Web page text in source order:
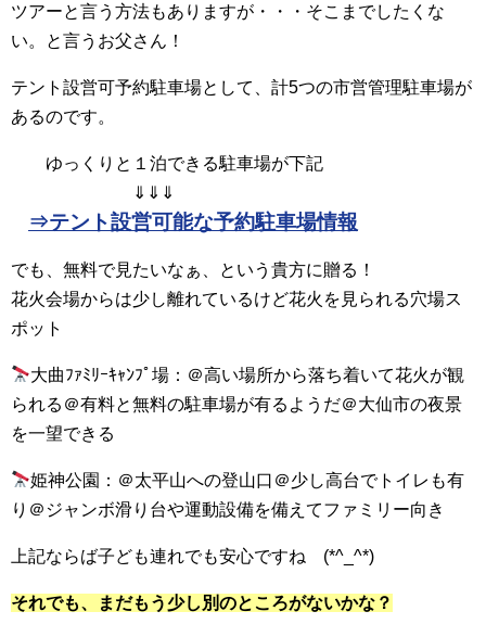
ツアーと言う方法もありますが・・・そこまでしたくな
い。と言うお父さん！
テント設営可予約駐車場として、計5つの市営管理駐車場が
あるのです。
ゆっくりと１泊できる駐車場が下記
⇓⇓⇓
⇒テント設営可能な予約駐車場情報
でも、無料で見たいなぁ、という貴方に贈る！
花火会場からは少し離れているけど花火を見られる穴場ス
ポット
大曲ﾌｧﾐﾘｰｷｬﾝﾌﾟ場：＠高い場所から落ち着いて花火が観
られる＠有料と無料の駐車場が有るようだ＠大仙市の夜景
を一望できる
姫神公園：＠太平山への登山口＠少し高台でトイレも有
り＠ジャンボ滑り台や運動設備を備えてファミリー向き
上記ならば子ども連れでも安心ですね (*^_^*)
それでも、まだもう少し別のところがないかな？